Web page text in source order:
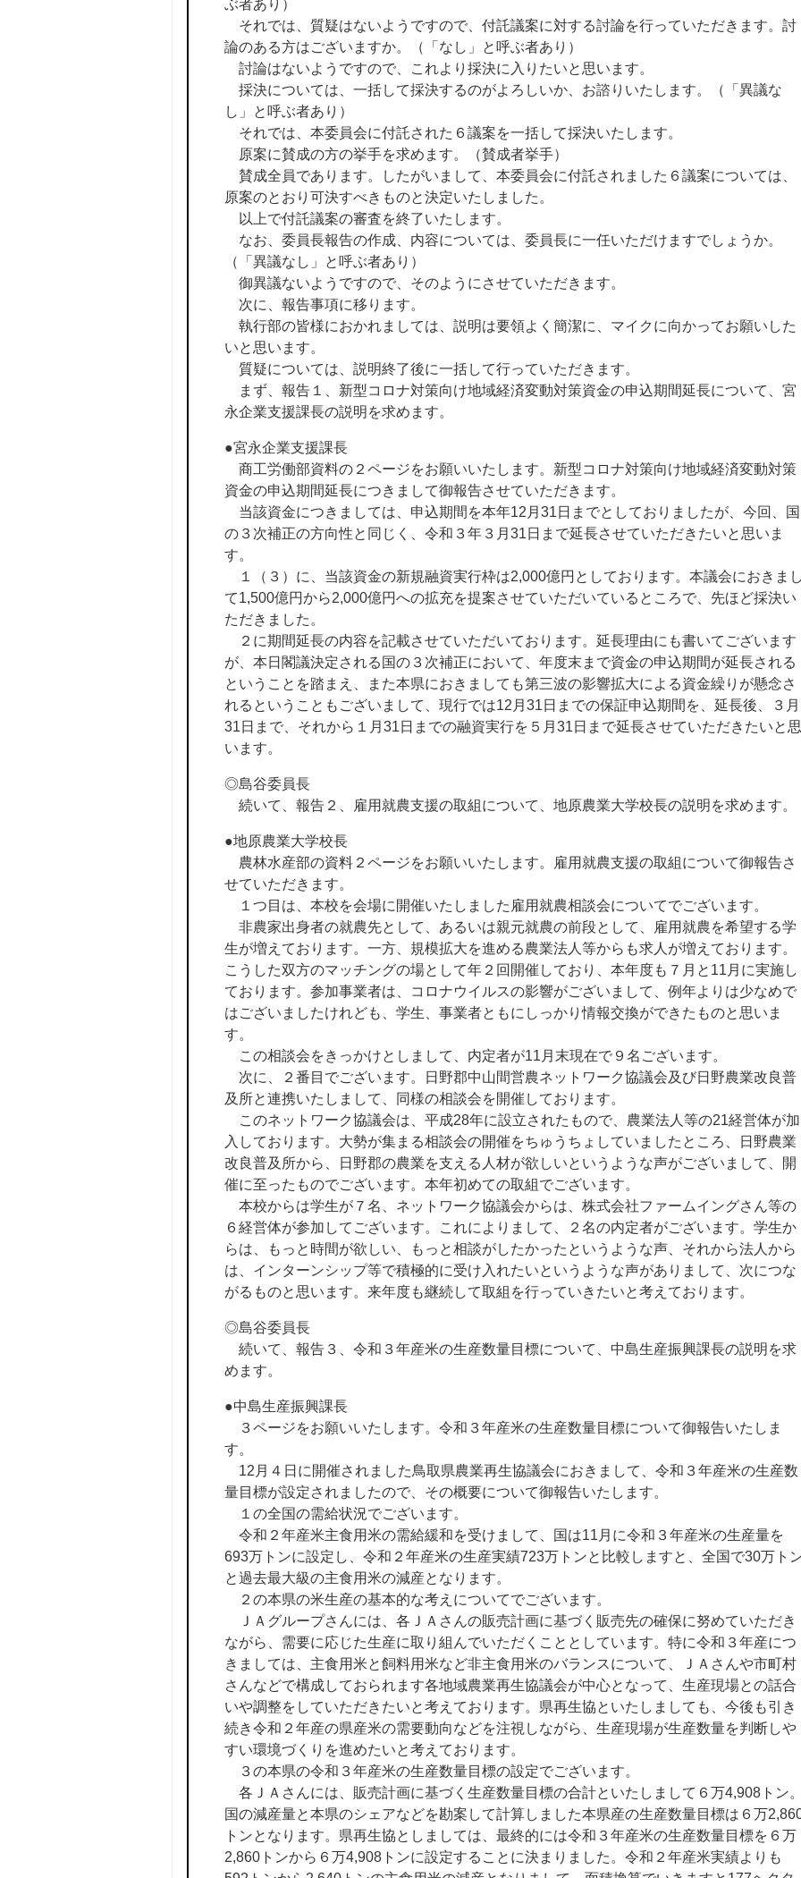
ぶ者あり）
それでは、質疑はないようですので、付託議案に対する討論を行っていただきます。討
論のある方はございますか。（「なし」と呼ぶ者あり）
討論はないようですので、これより採決に入りたいと思います。
採決については、一括して採決するのがよろしいか、お諮りいたします。（「異議な
し」と呼ぶ者あり）
それでは、本委員会に付託された６議案を一括して採決いたします。
原案に賛成の方の挙手を求めます。（賛成者挙手）
賛成全員であります。したがいまして、本委員会に付託されました６議案については、
原案のとおり可決すべきものと決定いたしました。
以上で付託議案の審査を終了いたします。
なお、委員長報告の作成、内容については、委員長に一任いただけますでしょうか。
（「異議なし」と呼ぶ者あり）
御異議ないようですので、そのようにさせていただきます。
次に、報告事項に移ります。
執行部の皆様におかれましては、説明は要領よく簡潔に、マイクに向かってお願いした
いと思います。
質疑については、説明終了後に一括して行っていただきます。
まず、報告１、新型コロナ対策向け地域経済変動対策資金の申込期間延長について、宮
永企業支援課長の説明を求めます。
●宮永企業支援課長
商工労働部資料の２ページをお願いいたします。新型コロナ対策向け地域経済変動対策
資金の申込期間延長につきまして御報告させていただきます。
当該資金につきましては、申込期間を本年12月31日までとしておりましたが、今回、国
の３次補正の方向性と同じく、令和３年３月31日まで延長させていただきたいと思いま
す。
１（３）に、当該資金の新規融資実行枠は2,000億円としております。本議会におきま
て1,500億円から2,000億円への拡充を提案させていただいているところで、先ほど採決い
ただきました。
２に期間延長の内容を記載させていただいております。延長理由にも書いてございます
が、本日閣議決定される国の３次補正において、年度末まで資金の申込期間が延長される
ということを踏まえ、また本県におきましても第三波の影響拡大による資金繰りが懸念さ
れるということもございまして、現行では12月31日までの保証申込期間を、延長後、３月
31日まで、それから１月31日までの融資実行を５月31日まで延長させていただきたいと思
います。
◎島谷委員長
続いて、報告２、雇用就農支援の取組について、地原農業大学校長の説明を求めます。
●地原農業大学校長
農林水産部の資料２ページをお願いいたします。雇用就農支援の取組について御報告さ
せていただきます。
１つ目は、本校を会場に開催いたしました雇用就農相談会についてでございます。
非農家出身者の就農先として、あるいは親元就農の前段として、雇用就農を希望する学
生が増えております。一方、規模拡大を進める農業法人等からも求人が増えております。
こうした双方のマッチングの場として年２回開催しており、本年度も７月と11月に実施し
ております。参加事業者は、コロナウイルスの影響がございまして、例年よりは少なめで
はございましたけれども、学生、事業者ともにしっかり情報交換ができたものと思いま
す。
この相談会をきっかけとしまして、内定者が11月末現在で９名ございます。
次に、２番目でございます。日野郡中山間営農ネットワーク協議会及び日野農業改良普
及所と連携いたしまして、同様の相談会を開催しております。
このネットワーク協議会は、平成28年に設立されたもので、農業法人等の21経営体が加
入しております。大勢が集まる相談会の開催をちゅうちょしていましたところ、日野農業
改良普及所から、日野郡の農業を支える人材が欲しいというような声がございまして、開
催に至ったものでございます。本年初めての取組でございます。
本校からは学生が７名、ネットワーク協議会からは、株式会社ファームイングさん等の
６経営体が参加してございます。これによりまして、２名の内定者がございます。学生か
らは、もっと時間が欲しい、もっと相談がしたかったというような声、それから法人から
は、インターンシップ等で積極的に受け入れたいというような声がありまして、次につな
がるものと思います。来年度も継続して取組を行っていきたいと考えております。
◎島谷委員長
続いて、報告３、令和３年産米の生産数量目標について、中島生産振興課長の説明を求
めます。
●中島生産振興課長
３ページをお願いいたします。令和３年産米の生産数量目標について御報告いたしま
す。
12月４日に開催されました鳥取県農業再生協議会におきまして、令和３年産米の生産数
量目標が設定されましたので、その概要について御報告いたします。
１の全国の需給状況でございます。
令和２年産米主食用米の需給緩和を受けまして、国は11月に令和３年産米の生産量を
693万トンに設定し、令和２年産米の生産実績723万トンと比較しますと、全国で30万ト
と過去最大級の主食用米の減産となります。
２の本県の米生産の基本的な考えについてでございます。
ＪＡグループさんには、各ＪＡさんの販売計画に基づく販売先の確保に努めていただき
ながら、需要に応じた生産に取り組んでいただくこととしています。特に令和３年産につ
きましては、主食用米と飼料用米など非主食用米のバランスについて、ＪＡさんや市町村
さんなどで構成しておられます各地域農業再生協議会が中心となって、生産現場との話合
いや調整をしていただきたいと考えております。県再生協といたしましても、今後も引き
続き令和２年産の県産米の需要動向などを注視しながら、生産現場が生産数量を判断しや
すい環境づくりを進めたいと考えております。
３の本県の令和３年産米の生産数量目標の設定でございます。
各ＪＡさんには、販売計画に基づく生産数量目標の合計といたしまして６万4,908トン
国の減産量と本県のシェアなどを勘案して計算しました本県産の生産数量目標は６万
トンとなります。県再生協としましては、最終的には令和３年産米の生産数量目標を６万
2,860トンから６万4,908トンに設定することに決まりました。令和２年産米実績よりも